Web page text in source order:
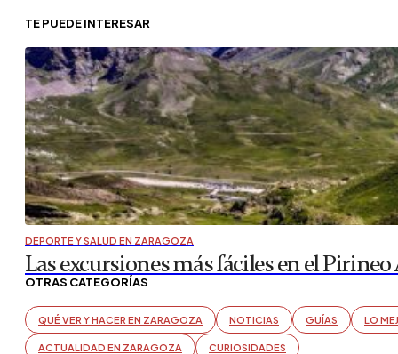
TE PUEDE INTERESAR
DEPORTE Y SALUD EN ZARAGOZA
Las excursiones más fáciles en el
OTRAS CATEGORÍAS
QUÉ VER Y HACER EN ZARAGOZA NOTICIAS GUÍAS LO
ACTUALIDAD EN ZARAGOZA CURIOSIDADES